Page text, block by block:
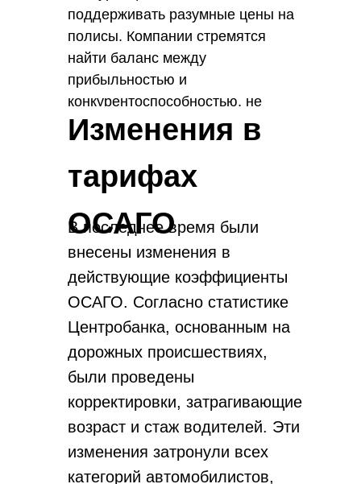
поддерживать разумные цены на
полисы. Компании стремятся
найти баланс между
прибыльностью и
конкурентоспособностью, не
завышая тарифы. Установлены
правила, ограничивающие
максимальную стоимость ОСАГО,
чтобы предотвратить
произвольное повышение цен.
Рынок автострахования может
быть подвержен изменениям из-за
различных факторов: импорт
запчастей и логистика цепочки
поставок, что влияет на среднюю
стоимость полисов.
В последнее время были
внесены изменения в
действующие коэффициенты
ОСАГО. Согласно статистике
Центробанка, основанным на
дорожных происшествиях,
были проведены
корректировки, затрагивающие
возраст и стаж водителей. Эти
изменения затронули всех
категорий автомобилистов,
Изменения в
тарифах
ОСАГО